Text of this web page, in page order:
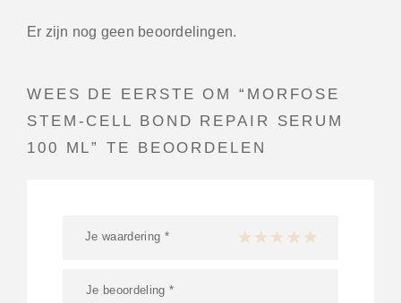
Er zijn nog geen beoordelingen.
WEES DE EERSTE OM “MORFOSE
STEM-CELL BOND REPAIR SERUM
100 ML” TE BEOORDELEN
Je waardering * 1 van de 5 sterren
2 van de 5 sterren
3 van de 5 sterren
4 van de 5 sterren